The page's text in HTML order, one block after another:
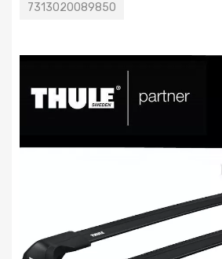
7313020089850